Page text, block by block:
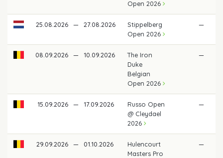
Open 2026
25.08.2026 — 27.08.2026
Stippelberg
Open 2026
—
08.09.2026 — 10.09.2026
The Iron
Duke
Belgian
Open 2026
—
15.09.2026 — 17.09.2026
Russo Open
@ Cleydael
2026
—
29.09.2026 — 01.10.2026
Hulencourt
Masters Pro
—